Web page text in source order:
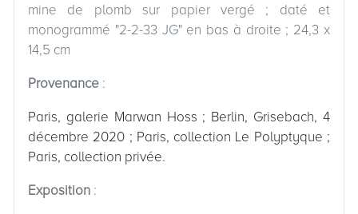
mine de plomb sur papier vergé ; daté et
monogrammé "2-2-33 JG" en bas à droite ; 24,3 x
14,5 cm
Provenance :
Paris, galerie Marwan Hoss ; Berlin, Grisebach, 4
décembre 2020 ; Paris, collection Le Polyptyque ;
Paris, collection privée.
Exposition :